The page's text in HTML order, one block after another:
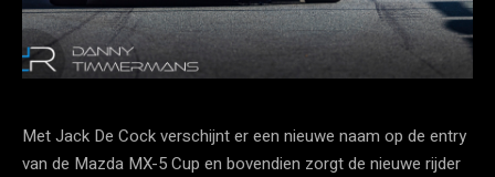
Met Jack De Cock verschijnt er een nieuwe naam op de entry
van de Mazda MX-5 Cup en bovendien zorgt de nieuwe rijder